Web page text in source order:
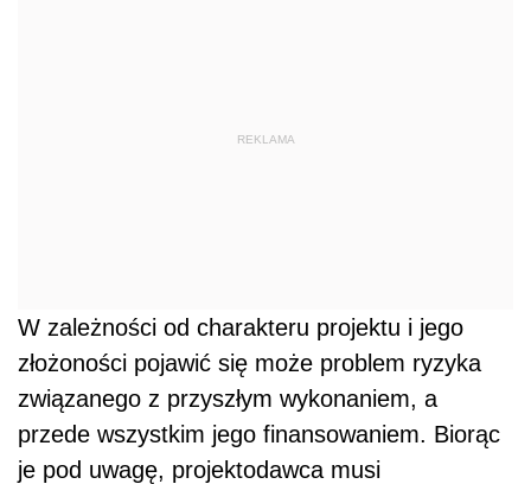
REKLAMA
W zależności od charakteru projektu i jego
złożoności pojawić się może problem ryzyka
związanego z przyszłym wykonaniem, a
przede wszystkim jego finansowaniem. Biorąc
je pod uwagę, projektodawca musi